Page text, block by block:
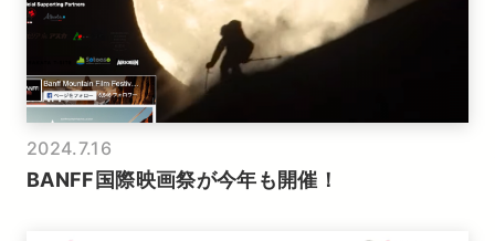
2024.7.16
BANFF国際映画祭が今年も開催！